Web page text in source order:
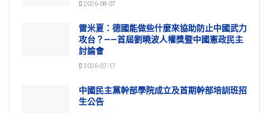
2026-08-07
雷米夏：德國能做些什麼來協助防止中國武力
攻台？——首屆劉曉波人權獎暨中國憲政民主
討論會
2026-07-17
中國民主黨幹部學院成立及首期幹部培訓班招
生公告